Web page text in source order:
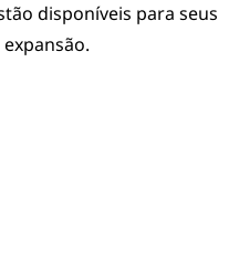
disponíveis para seus